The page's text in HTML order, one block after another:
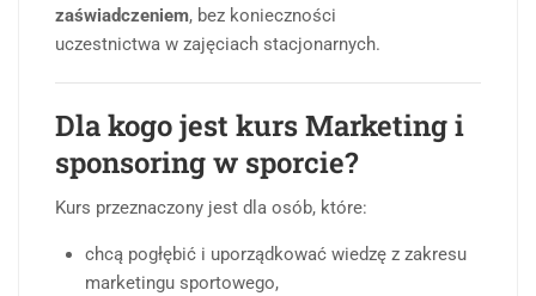
zaświadczeniem, bez konieczności
uczestnictwa w zajęciach stacjonarnych.
Dla kogo jest kurs Marketing i
sponsoring w sporcie?
Kurs przeznaczony jest dla osób, które:
chcą pogłębić i uporządkować wiedzę z zakresu
marketingu sportowego,